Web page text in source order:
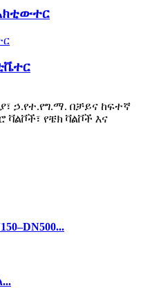
ኃ.የተ.የግ.ማ. በቻይና ከፍተኛ
የቼክ ቫልቮች እና